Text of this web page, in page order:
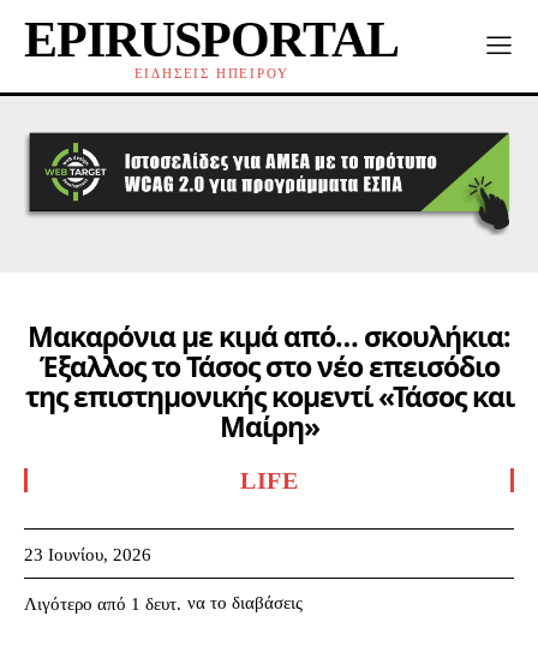
EPIRUSPORTAL
ΕΙΔΗΣΕΙΣ ΗΠΕΙΡΟΥ
Μακαρόνια με κιμά από… σκουλήκια:
Έξαλλος το Τάσος στο νέο επεισόδιο
της επιστημονικής κομεντί «Τάσος και
Μαίρη»
LIFE
23 Ιουνίου, 2026
Λιγότερο από 1 δευτ. να το διαβάσεις